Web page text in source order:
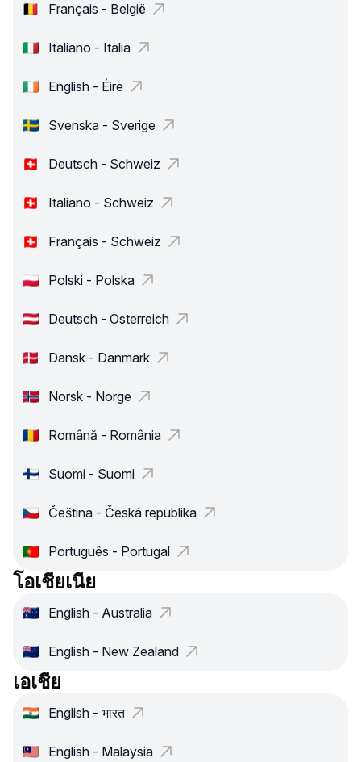
Français - België
Italiano - Italia
English - Éire
Svenska - Sverige
Deutsch - Schweiz
Italiano - Schweiz
Français - Schweiz
Polski - Polska
Deutsch - Österreich
Dansk - Danmark
Norsk - Norge
Română - România
Suomi - Suomi
Čeština - Česká republika
Português - Portugal
โอเชียเนีย
English - Australia
English - New Zealand
เอเชีย
English - भारत
English - Malaysia